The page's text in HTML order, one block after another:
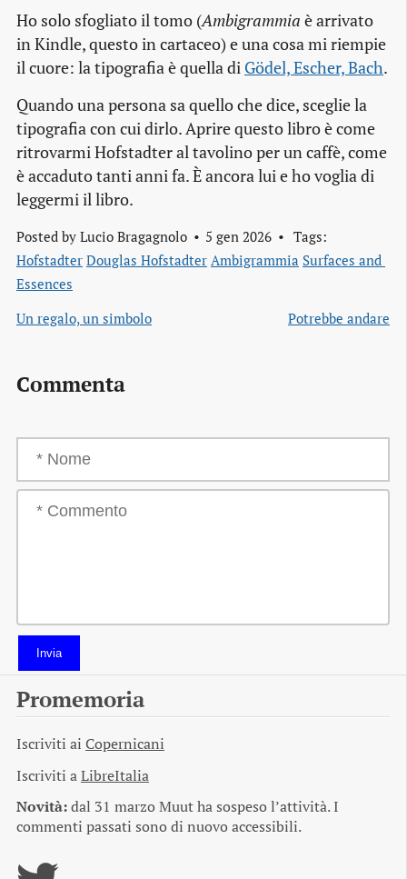
Ho solo sfogliato il tomo (Ambigrammia è arrivato
in Kindle, questo in cartaceo) e una cosa mi riempie
il cuore: la tipografia è quella di Gödel, Escher, Bach.
Quando una persona sa quello che dice, sceglie la
tipografia con cui dirlo. Aprire questo libro è come
ritrovarmi Hofstadter al tavolino per un caffè, come
è accaduto tanti anni fa. È ancora lui e ho voglia di
leggermi il libro.
Posted by Lucio Bragagnolo 5 gen 2026
Tags:
Hofstadter Douglas Hofstadter Ambigrammia Surfaces and
Essences
Un regalo, un simbolo
Potrebbe andare
Commenta
Invia
Promemoria
Iscriviti ai Copernicani
Iscriviti aLibreItalia
Novità:dal 31 marzo Muut ha sospeso l’attività. I
commenti passati sono di nuovo accessibili.